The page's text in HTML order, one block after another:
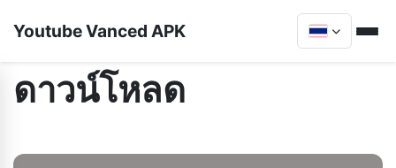
Youtube Vanced APK
ดาวน์โหลด